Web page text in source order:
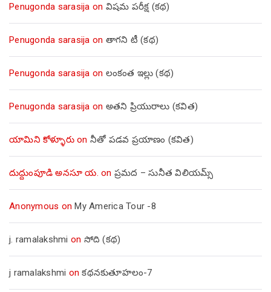
Penugonda sarasija on విషమ పరీక్ష (క‌థ‌)
Penugonda sarasija on తాగని టీ (కథ)
Penugonda sarasija on లంకంత ఇల్లు (కథ)
Penugonda sarasija on అతని ప్రియురాలు (కవిత)
యామిని కోళ్ళూరుon నీతో పడవ ప్రయాణం (కవిత)
దుద్దుంపూడి అనసూ య. on ప్రమద – సునీత విలియమ్స్
Anonymous onMy America Tour -8
j. ramalakshmi on సోది (కథ)
j ramalakshmi onకథనకుతూహలం-7